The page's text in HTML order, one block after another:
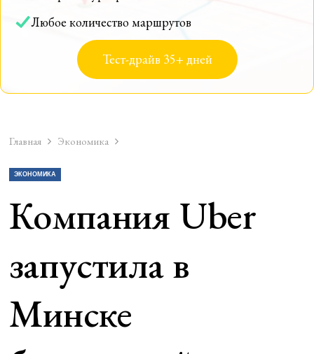
Любое количество маршрутов
Тест-драйв 35+ дней
Главная Экономика
ЭКОНОМИКА
Компания Uber
запустила в
Минске